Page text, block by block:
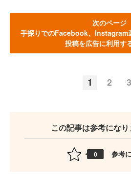
次のページ
手探りでのFacebook、Instagram
投稿を広告に利用す
1 2 3
この記事は参考にな
0 参考